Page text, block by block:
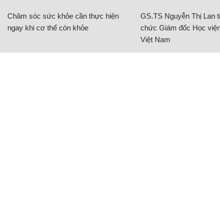
Chăm sóc sức khỏe cần thực hiện
ngay khi cơ thể còn khỏe
GS.TS Nguyễn Thị Lan
chức Giám đốc Học
Việt Nam